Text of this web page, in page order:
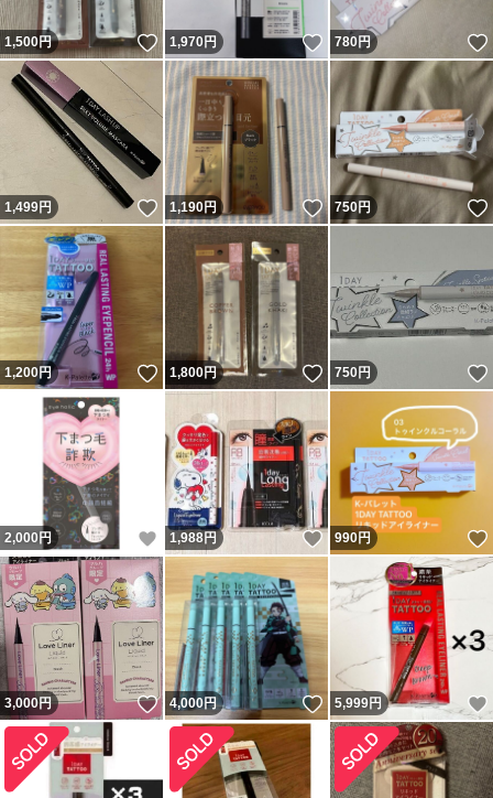
1,500円 いいね！
1,970円 いいね！
780円
1,499円 いいね！
1,190円 いいね！
750円
1,200円 いいね！
1,800円 いいね！
750円
2,000 円 いいね！
1,988円 いいね！
990円
3,000円 いいね！
4,000円 いいね！
5,999円